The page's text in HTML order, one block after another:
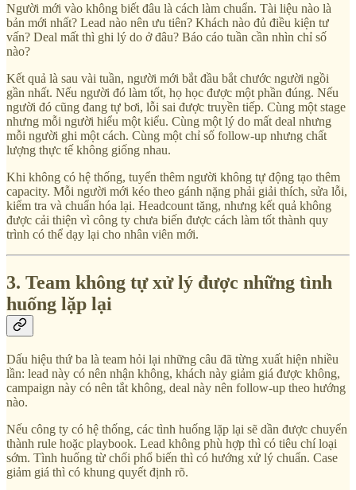
Người mới vào không biết đâu là cách làm chuẩn. Tài liệu nào là
bản mới nhất? Lead nào nên ưu tiên? Khách nào đủ điều kiện tư
vấn? Deal mất thì ghi lý do ở đâu? Báo cáo tuần cần nhìn chỉ số
nào?
Kết quả là sau vài tuần, người mới bắt đầu bắt chước người ngồi
gần nhất. Nếu người đó làm tốt, họ học được một phần đúng. Nếu
người đó cũng đang tự bơi, lỗi sai được truyền tiếp. Cùng một stage
nhưng mỗi người hiểu một kiểu. Cùng một lý do mất deal nhưng
mỗi người ghi một cách. Cùng một chỉ số follow-up nhưng chất
lượng thực tế không giống nhau.
Khi không có hệ thống, tuyển thêm người không tự động tạo thêm
capacity. Mỗi người mới kéo theo gánh nặng phải giải thích, sửa lỗi,
kiểm tra và chuẩn hóa lại. Headcount tăng, nhưng kết quả không
được cải thiện vì công ty chưa biến được cách làm tốt thành quy
trình có thể dạy lại cho nhân viên mới.
3. Team không tự xử lý được những tình
huống lặp lại
Dấu hiệu thứ ba là team hỏi lại những câu đã từng xuất hiện nhiều
lần: lead này có nên nhận không, khách này giảm giá được không,
campaign này có nên tắt không, deal này nên follow-up theo hướng
nào.
Nếu công ty có hệ thống, các tình huống lặp lại sẽ dần được chuyển
thành rule hoặc playbook. Lead không phù hợp thì có tiêu chí loại
sớm. Tình huống từ chối phổ biến thì có hướng xử lý chuẩn. Case
giảm giá thì có khung quyết định rõ.